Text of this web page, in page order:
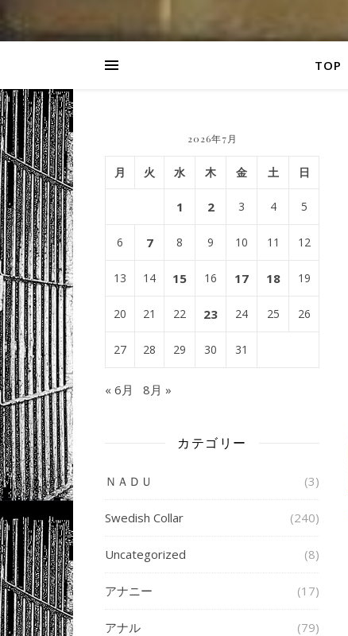
TOP
2026年7月
月 火 水 木 金 土 日
1 2 3 4 5
6 7 8 9 10 11 12
13 14 15 16 17 18 19
20 21 22 23 24 25 26
27 28 29 30 31
« 6月 8月 »
カテゴリー
ＮＡＤＵ (3)
Swedish Collar (240)
Uncategorized (8)
アナニー (17)
アナル (79)